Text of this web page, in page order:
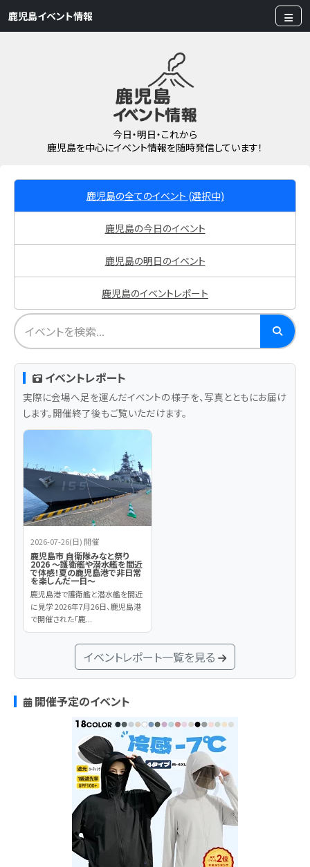
鹿児島イベント情報
今日・明日・これから
鹿児島を中心にイベント情報を随時発信しています！
鹿児島の全てのイベント (選択中)
鹿児島の今日のイベント
鹿児島の明日のイベント
鹿児島のイベントレポート
イベントレポート
実際に会場へ足を運んだイベントの様子を、写真とともにお届け
します。開催終了後もご覧いただけます。
2026-07-26(日) 開催
鹿児島市 自衛隊みなと祭り
2026 ～護衛艦や潜水艦を間近
で体感！夏の鹿児島港で非日常
を楽しんだ一日～
鹿児島港で護衛艦と潜水艦を間近
に見学 2026年7月26日、鹿児島港
で開催された「鹿...
イベントレポート一覧を見る
開催予定のイベント